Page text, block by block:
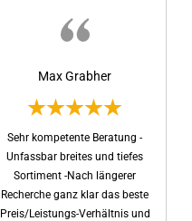
Max Grabher
Sehr kompetente Beratung -
Unfassbar breites und tiefes
Sortiment -Nach längerer
Recherche ganz klar das beste
Preis/Leistungs-Verhältnis und